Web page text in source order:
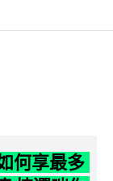
何享最多